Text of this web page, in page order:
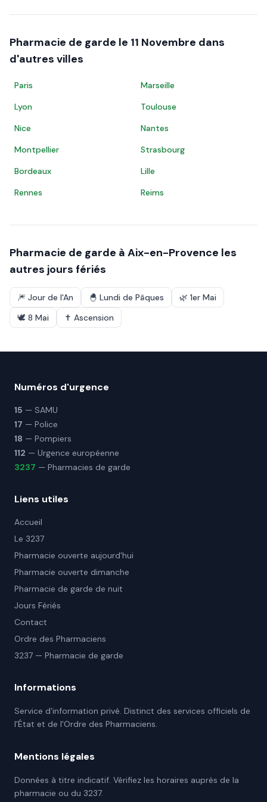
Pharmacie de garde le 11 Novembre dans
d'autres villes
Paris
Marseille
Lyon
Toulouse
Nice
Nantes
Montpellier
Strasbourg
Bordeaux
Lille
Rennes
Reims
Pharmacie de garde à Aix-en-Provence les
autres jours fériés
🎆 Jour de l'An 🐣 Lundi de Pâques 🌿 1er Mai
🕊️ 8 Mai ✝️ Ascension
Numéros d'urgence
15 — SAMU
17 — Police
18 — Pompiers
112 — Urgence européenne
3237 — Pharmacies de garde
Liens utiles
Accueil
Le 3237
Pharmacie ouverte aujourd'hui
Pharmacie ouverte dimanche
Pharmacie de garde de nuit
Jours Fériés
Contact
Ordre des Pharmaciens
3237 — Pharmacie de garde
Informations
Service d'information privé. Distinct des services officiels de
l'État et de l'Ordre des Pharmaciens.
Mentions légales
Données à titre indicatif. Vérifiez les horaires auprès de la
pharmacie ou du 3237.